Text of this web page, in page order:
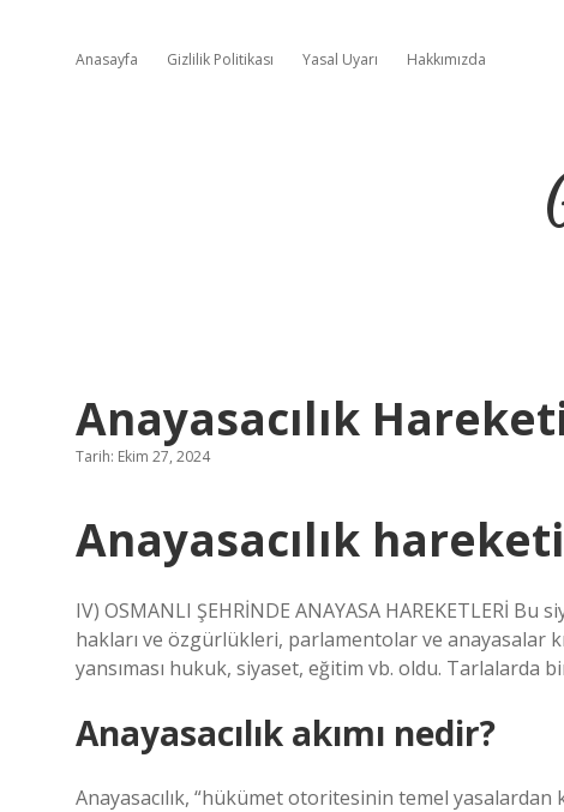
Anasayfa Gizlilik Politikası Yasal Uyarı Hakkımızda
Anayasacılık
Tarih: Ekim 27, 2024
Anayasacılık
IV) OSMANLI ŞEHRİNDE ANAYASA HAREKETLERİ
hakları ve özgürlükleri, parlamentolar ve anayasalar
yansıması hukuk, siyaset, eğitim vb. oldu. Tarlalarda
Anayasacılık akımı nedir?
Anayasacılık, “hükümet otoritesinin temel yasalardan